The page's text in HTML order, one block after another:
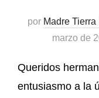
por Madre Tierra
marzo de
Queridos
entusiasmo a la